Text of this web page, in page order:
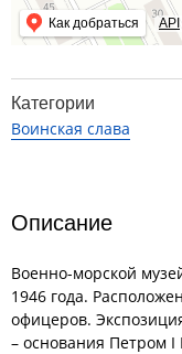
Как добраться API
Категории
Воинская слава
Описание
Военно-морской
1946 года.
офицеров.
– основания Петром I